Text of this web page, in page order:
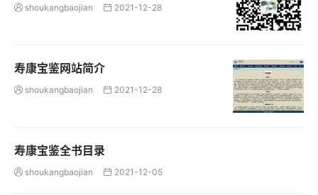
 shoukangbaojian  2021-12-28
寿康宝鉴网站简介
 shoukangbaojian  2021-12-28
寿康宝鉴全书目录
 shoukangbaojian  2021-12-05